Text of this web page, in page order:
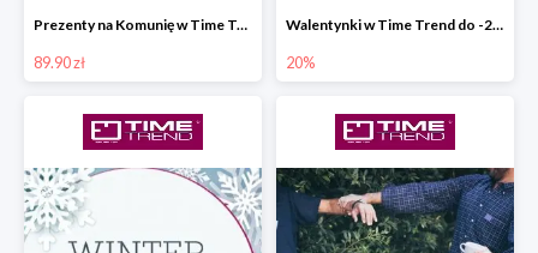
Prezenty na Komunię w Time Trend od 89,90 zł
89.90 zł
Walentynki w Time Trend do -20%
20%